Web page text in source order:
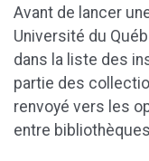
Avant de lancer
Université du
dans la liste des
partie des
renvoyé vers les
entre